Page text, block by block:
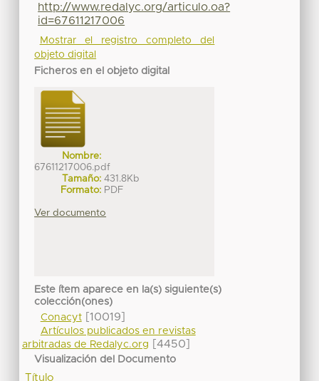
http://www.redalyc.org/articulo.oa?
id=67611217006
Mostrar el registro completo del
objeto digital
Ficheros en el objeto digital
Nombre:
67611217006.pdf
Tamaño: 431.8Kb
Formato: PDF
Ver documento
Este ítem aparece en la(s) siguiente(s)
colección(ones)
Conacyt[10019]
Artículos publicados en revistas
arbitradas de Redalyc.org
[4450]
Visualización del Documento
Título